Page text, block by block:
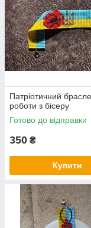
Патріотичний
роботи з бісеру
Готово до відправки
350 ₴
Купити